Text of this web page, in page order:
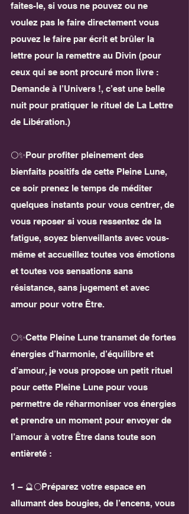
faites-le, si vous ne pouvez ou ne
voulez pas le faire directement vous
pouvez le faire par écrit et brûler la
lettre pour la remettre au Divin (pour
ceux qui se sont procuré mon livre :
Demande à l’Univers !, c’est une belle
nuit pour pratiquer le rituel de La Lettre
de Libération.)
🌕✨Pour profiter pleinement des
bienfaits positifs de cette Pleine Lune,
ce soir prenez le temps de méditer
quelques instants pour vous centrer, de
vous reposer si vous ressentez de la
fatigue, soyez bienveillants avec vous-
même et accueillez toutes vos émotions
et toutes vos sensations sans
résistance, sans jugement et avec
amour pour votre Être.
🌕✨Cette Pleine Lune transmet de fortes
énergies d’harmonie, d’équilibre et
d’amour, je vous propose un petit rituel
pour cette Pleine Lune pour vous
permettre de réharmoniser vos énergies
et prendre un moment pour envoyer de
l’amour à votre Être dans toute son
entièreté :
1 – 🔮🌕Préparez votre espace en
allumant des bougies, de l’encens, vous